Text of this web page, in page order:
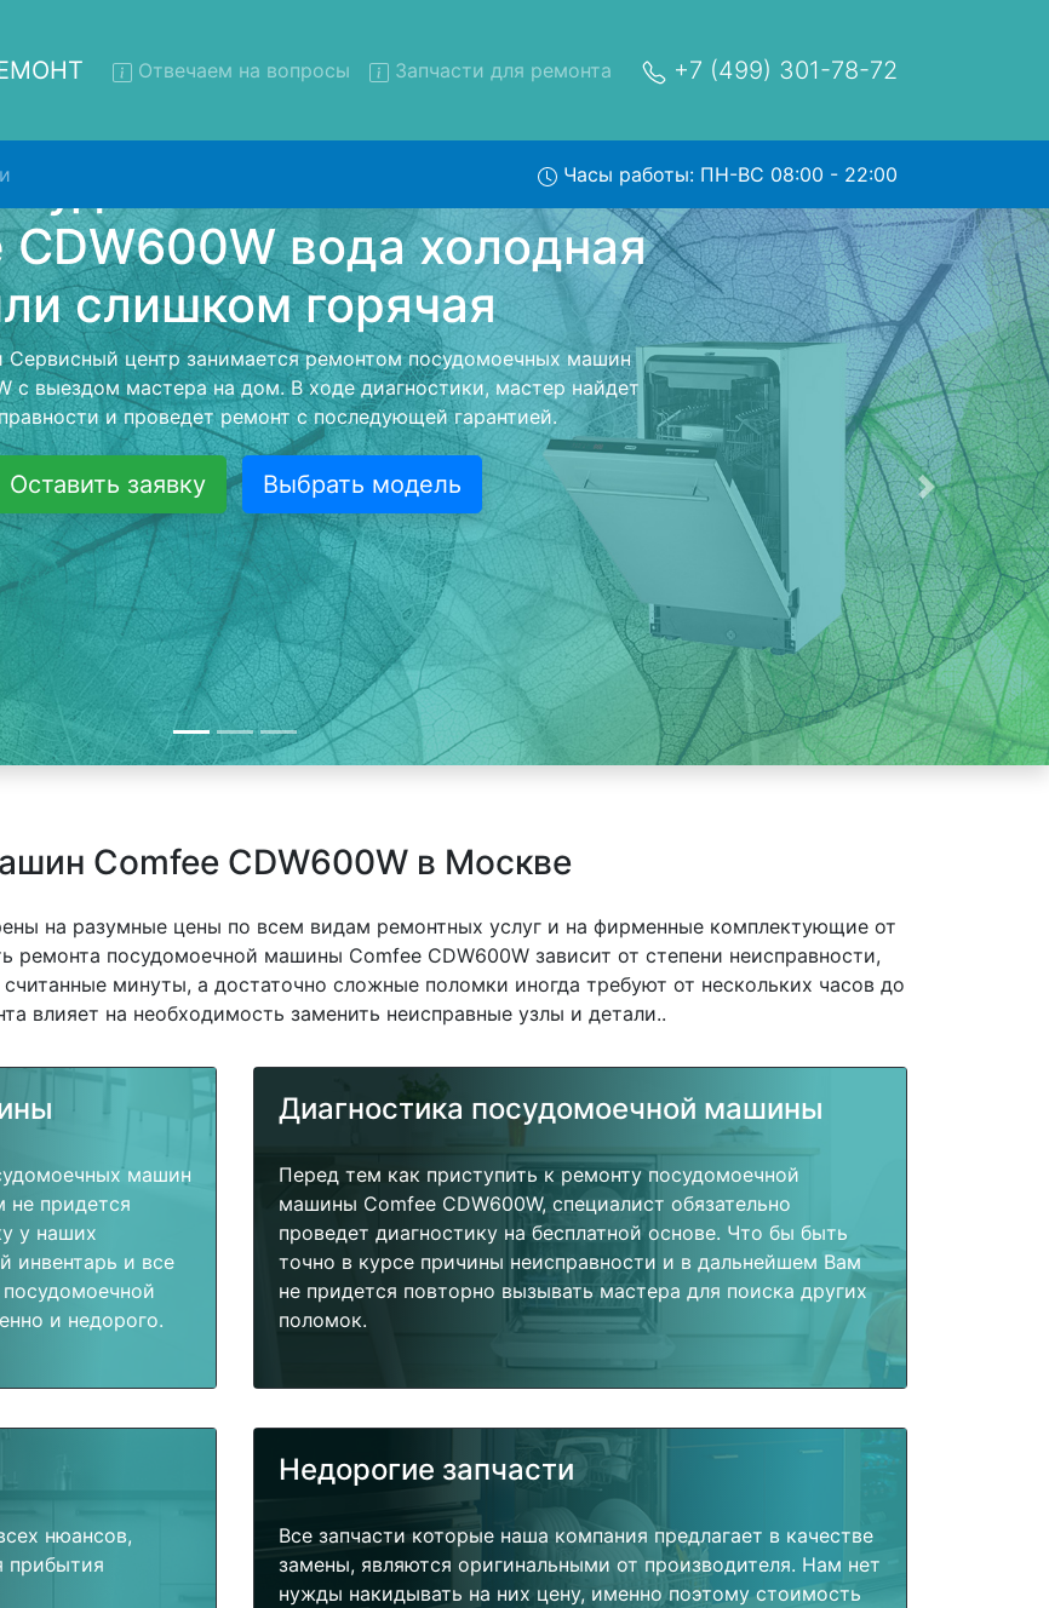
Отвечаем на вопросы Запчасти для ремонта +7 (499) 301-78-72
Часы работы: ПН-ВС 08:00 - 22:00
машин Comfee
с вывозом в сервис
машин Comfee CDW600W с вывозом в сервисный центр и
нашей бесплатной услуги, специалист заберет Вашу
для дальнейшего более детального ремонта. Оговоренная
останется неизменно при возвращении видеотехники обратно.
Оставить заявку Выбрать модель
Следующая
Comfee CDW600W в Москве
на разумные цены по всем видам ремонтных услуг и на фирменные комплектующие от
ремонта посудомоечной машины Comfee CDW600W зависит от степени неисправности,
минуты, а достаточно сложные поломки иногда требуют от нескольких часов до
влияет на необходимость заменить неисправные узлы и детали..
машин
не придется
у наших
инвентарь и все
и недорого.
Диагностика посудомоечной машины
Перед тем как приступить к ремонту посудомоечной
машины Comfee CDW600W, специалист обязательно
проведет диагностику на бесплатной основе. Что бы быть
точно в курсе причины неисправности и в дальнейшем Вам
не придется повторно вызывать мастера для поиска других
поломок.
нюансов,
прибытия
Недорогие запчасти
Все запчасти которые наша компания предлагает в качестве
замены, являются оригинальными от производителя. Нам нет
нужды накидывать на них цену, именно поэтому стоимость